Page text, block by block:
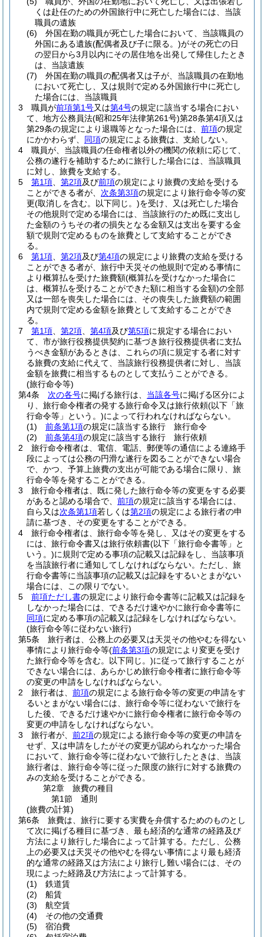
くは赴任のための外国旅行中に死亡した場合には、当該
職員の遺族
(6)
外国在勤の職員が死亡した場合において、当該職員の
外国にある遺族(配偶者及び子に限る。)がその死亡の日
の翌日から3月以内にその居住地を出発して帰住したとき
は、当該遺族
(7)
外国在勤の職員の配偶者又は子が、当該職員の在勤地
において死亡し、又は規則で定める外国旅行中に死亡し
た場合には、当該職員
3
職員が前項第1号又は第4号の規定に該当する場合におい
て、地方公務員法(昭和25年法律第261号)第28条第4項又は
第29条の規定により退職等となった場合には、 前項の規定
にかかわらず、 同項の規定による旅費は、支給しない。
4
職員が、当該職員の任命権者以外の機関の依頼に応じて、
公務の遂行を補助するために旅行した場合には、当該職員
に対し、旅費を支給する。
5
第1項 第2項及び前項の規定により旅費の支給を受ける
ことができる者が、 次条第3項の規定により旅行命令等の変
更(取消しを含む。以下同じ。)を受け、又は死亡した場合
その他規則で定める場合には、当該旅行のため既に支出し
た金額のうちその者の損失となる金額又は支出を要する金
額で規則で定めるものを旅費として支給することができ
る。
6
第1項 第2項及び第4項の規定により旅費の支給を受ける
ことができる者が、旅行中天災その他規則で定める事情に
より概算払を受けた旅費額(概算払を受けなかった場合に
は、概算払を受けることができた額に相当する金額)の全部
又は一部を喪失した場合には、その喪失した旅費額の範囲
内で規則で定める金額を旅費として支給することができ
る。
7
第1項 第2項 第4項及び第5項に規定する場合におい
て、市が旅行役務提供契約に基づき旅行役務提供者に支払
うべき金額があるときは、これらの項に規定する者に対す
る旅費の支給に代えて、当該旅行役務提供者に対し、当該
金額を旅費に相当するものとして支払うことができる。
(旅行命令等)
第4条
次の各号に掲げる旅行は、 当該各号に掲げる区分によ
り、旅行命令権者の発する旅行命令又は旅行依頼(以下「旅
行命令等」という。)によって行われなければならない。
(1)
前条第1項の規定に該当する旅行 旅行命令
(2)
前条第4項の規定に該当する旅行 旅行依頼
2
旅行命令権者は、電信、電話、郵便等の通信による連絡手
段によっては公務の円滑な遂行を図ることができない場合
で、かつ、予算上旅費の支出が可能である場合に限り、旅
行命令等を発することができる。
3
旅行命令権者は、既に発した旅行命令等の変更をする必要
があると認める場合で、 前項の規定に該当する場合には、
自ら又は次条第1項若しくは第2項の規定による旅行者の申
請に基づき、その変更をすることができる。
4
旅行命令権者は、旅行命令等を発し、又はその変更をする
には、旅行命令書又は旅行依頼書(以下「旅行命令書等」と
いう。)に規則で定める事項の記載又は記録をし、当該事項
を当該旅行者に通知してしなければならない。 ただし、旅
行命令書等に当該事項の記載又は記録をするいとまがない
場合には、この限りでない。
5
前項ただし書の規定により旅行命令書等に記載又は記録を
しなかった場合には、できるだけ速やかに旅行命令書等に
同項に定める事項の記載又は記録をしなければならない。
(旅行命令等に従わない旅行)
第5条
旅行者は、公務上の必要又は天災その他やむを得ない
事情により旅行命令等(前条第3項の規定により変更を受け
た旅行命令等を含む。以下同じ。)に従って旅行することが
できない場合には、あらかじめ旅行命令権者に旅行命令等
の変更の申請をしなければならない。
2
旅行者は、 前項の規定による旅行命令等の変更の申請をす
るいとまがない場合には、旅行命令等に従わないで旅行を
した後、できるだけ速やかに旅行命令権者に旅行命令等の
変更の申請をしなければならない。
3
旅行者が、 前2項の規定による旅行命令等の変更の申請を
せず、又は申請をしたがその変更が認められなかった場合
において、旅行命令等に従わないで旅行したときは、当該
旅行者は、旅行命令等に従った限度の旅行に対する旅費の
みの支給を受けることができる。
第2章
旅費の種目
第1節
通則
(旅費の計算)
第6条
旅費は、旅行に要する実費を弁償するためのものとし
て次に掲げる種目に基づき、最も経済的な通常の経路及び
方法により旅行した場合によって計算する。 ただし、公務
上の必要又は天災その他やむを得ない事情により最も経済
的な通常の経路又は方法により旅行し難い場合には、その
現によった経路及び方法によって計算する。
(1)
鉄道賃
(2)
船賃
(3)
航空賃
(4)
その他の交通費
(5)
宿泊費